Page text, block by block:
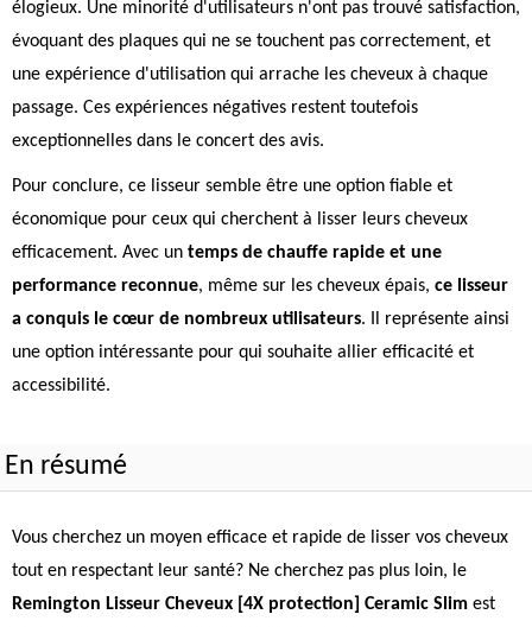
élogieux. Une minorité d'utilisateurs n'ont pas trouvé satisfaction,
évoquant des plaques qui ne se touchent pas correctement, et
une expérience d'utilisation qui arrache les cheveux à chaque
passage. Ces expériences négatives restent toutefois
exceptionnelles dans le concert des avis.
Pour conclure, ce lisseur semble être une option fiable et
économique pour ceux qui cherchent à lisser leurs cheveux
efficacement. Avec un temps de chauffe rapide et une
performance reconnue, même sur les cheveux épais, ce lisseur
a conquis le cœur de nombreux utilisateurs. Il représente ainsi
une option intéressante pour qui souhaite allier efficacité et
accessibilité.
En résumé
Vous cherchez un moyen efficace et rapide de lisser vos cheveux
tout en respectant leur santé? Ne cherchez pas plus loin, le
Remington Lisseur Cheveux [4X protection] Ceramic Slim est